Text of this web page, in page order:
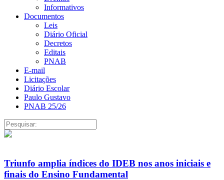
Informativos
Documentos
Leis
Diário Oficial
Decretos
Editais
PNAB
E-mail
Licitações
Diário Escolar
Paulo Gustavo
PNAB 25/26
Triunfo amplia índices do IDEB nos anos iniciais e
finais do Ensino Fundamental